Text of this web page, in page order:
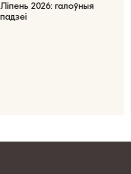
Ліпень 2026: галоўныя
падзеі